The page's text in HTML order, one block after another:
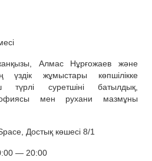
Алмас Нұрғожаев және
жұмыстары көпшілікке
суретшіні батылдық,
мен рухани мазмұны
Достық көшесі 8/1
— 20:00